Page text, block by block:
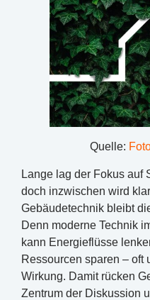
Quelle:
Lange lag der Fokus auf
doch inzwischen wird
Gebäudetechnik bleibt
Denn moderne Technik
kann Energieflüsse
Ressourcen sparen – oft
Wirkung. Damit rücken
Zentrum der Diskussion